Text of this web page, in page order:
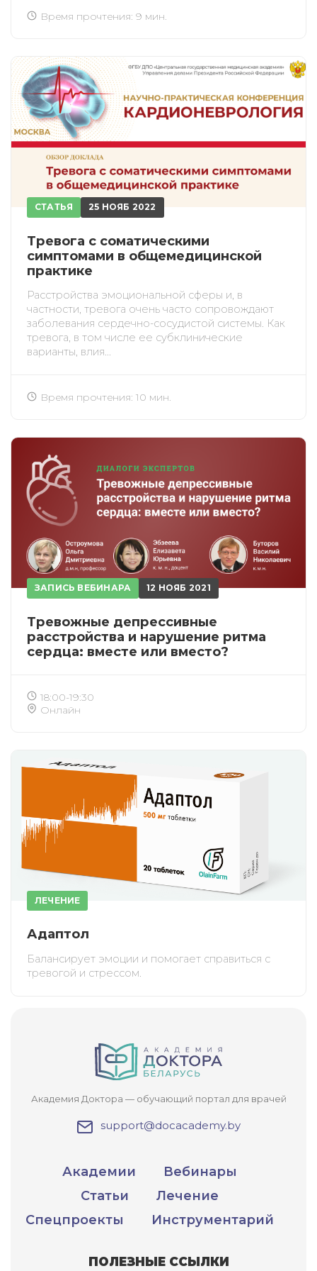
Время прочтения: 9 мин.
СТАТЬЯ 25 НОЯБ 2022
Тревога с соматическими
симптомами в общемедицинской
практике
Расстройства эмоциональной сферы и, в
частности, тревога очень часто сопровождают
заболевания сердечно-сосудистой системы. Как
тревога, в том числе ее субклинические
варианты, влия...
Время прочтения: 10 мин.
ЗАПИСЬ ВЕБИНАРА 12 НОЯБ 2021
Тревожные депрессивные
расстройства и нарушение ритма
сердца: вместе или вместо?
18:00-19:30
Онлайн
ЛЕЧЕНИЕ
Адаптол
Балансирует эмоции и помогает справиться с
тревогой и стрессом.
Академия Доктора — обучающий портал для врачей
support@docacademy.by
Академии
Вебинары
Статьи
Лечение
Спецпроекты
Инструментарий
ПОЛЕЗНЫЕ ССЫЛКИ